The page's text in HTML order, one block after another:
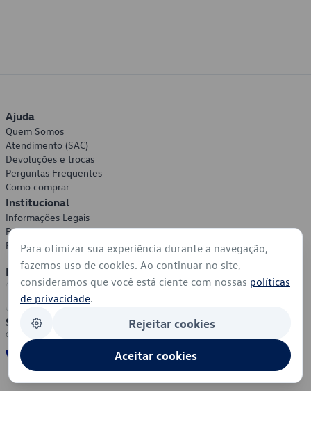
Ajuda
Quem Somos
Atendimento (SAC)
Devoluções e trocas
Perguntas Frequentes
Como comprar
Institucional
Informações Legais
Política de Privacidade
Política de Cookies
Formas de Pagamento
Segurança
Para otimizar sua experiência durante a navegação,
fazemos uso de cookies. Ao continuar no site,
consideramos que você está ciente com nossas políticas
de privacidade.
Rejeitar cookies
Aceitar cookies